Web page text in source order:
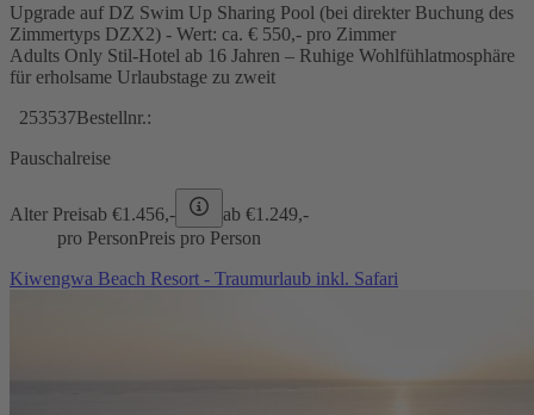
Upgrade auf DZ Swim Up Sharing Pool (bei direkter Buchung des
Zimmertyps DZX2) - Wert: ca. € 550,- pro Zimmer
Adults Only Stil-Hotel ab 16 Jahren – Ruhige Wohlfühlatmosphäre
für erholsame Urlaubstage zu zweit
253537Bestellnr.:
Pauschalreise
Alter Preisab €1.456,- ab €1.249,-
pro PersonPreis pro Person
Kiwengwa Beach Resort - Traumurlaub inkl. Safari